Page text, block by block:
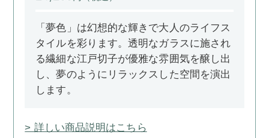
「夢色」は幻想的な輝きで大人のライフス
タイルを彩ります。透明なガラスに施され
る繊細な江戸切子が優雅な雰囲気を醸し出
し、夢のようにリラックスした空間を演出
します。
> 詳しい商品説明はこちら